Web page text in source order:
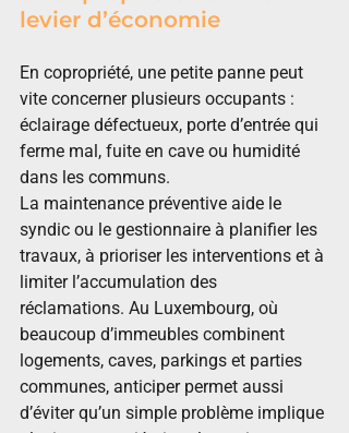
levier d’économie
En copropriété, une petite panne peut
vite concerner plusieurs occupants :
éclairage défectueux, porte d’entrée qui
ferme mal, fuite en cave ou humidité
dans les communs.
La maintenance préventive aide le
syndic ou le gestionnaire à planifier les
travaux, à prioriser les interventions et à
limiter l’accumulation des
réclamations. Au Luxembourg, où
beaucoup d’immeubles combinent
logements, caves, parkings et parties
communes, anticiper permet aussi
d’éviter qu’un simple problème implique